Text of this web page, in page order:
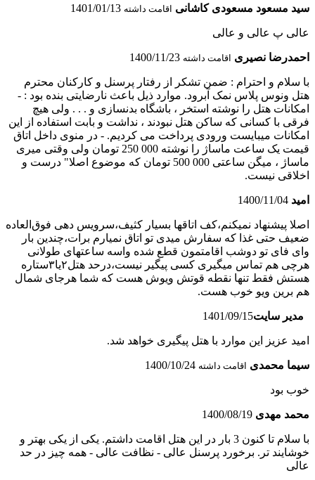
سید مسعود مسعودی کاشانی اقامت داشته 1401/01/13
عالی پ عالی و عالی
احمدرضا نصیری اقامت داشته 1400/11/23
با سلام و احترام : ضمن تشکر از رفتار پرسنل و کارکنان محترم
هتل ونوس پلاس نمک آبرود. موارد ذیل باعث نارضایتی بنده بود : -
امکانات هتل را نوشته استخر ، باشگاه بدنسازی و . . . ولی هیچ
فرقی با کسانی که ساکن هتل نبودند ، نداشت و بابت استفاده از این
امکانات میبایست ورودی پرداخت می کردیم. - در منوی داخل اتاق
قیمت یک ساعت ماساژ را نوشته 000 250 تومان ولی وقتی میری
ماساژ ، میگن ساعتی 000 500 تومان که موضوع اصلا" درست و
اخلاقی نیست.
امید 1400/11/04
اصلا پیشنهاد نمیکنم،کف اتاقها بسیار کثیف،سرویس دهی فوق‌العاده
ضعیف حتی غذا که سفارش میدی تو اتاق نمیارم برات،چندین بار
وای فای تو دوشب اقامتمون قطع شده واسه ساعتهای طولانی
هرچی هم تماس میگیری کسی پیگیر نیست،درحد هتل٢یا٣ستاره
هستش فقط تنها نقطه قوتش ویوش هست که شما هرجای شمال
هم برین ویو خوب هست.
مدیر سایت1401/09/15
امید عزیز این موارد با هتل پیگیری خواهد شد.
سیما محمدی اقامت داشته 1400/10/24
خوب بود
محمد مهدی 1400/08/19
با سلام تا کنون 3 بار در این هتل اقامت داشتم. یکی از یکی بهتر و
خوشایند تر. برخورد پرسنل عالی - نظافت عالی - همه چیز در حد
عالی